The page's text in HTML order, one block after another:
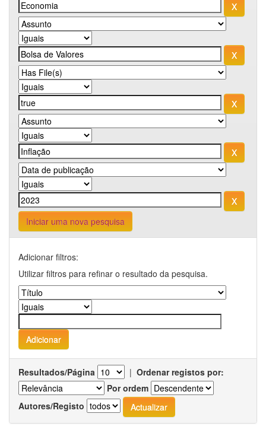
Iniciar uma nova pesquisa
Adicionar filtros:
Utilizar filtros para refinar o resultado da pesquisa.
Resultados/Página | Ordenar registos por:
Por ordem
Autores/Registo